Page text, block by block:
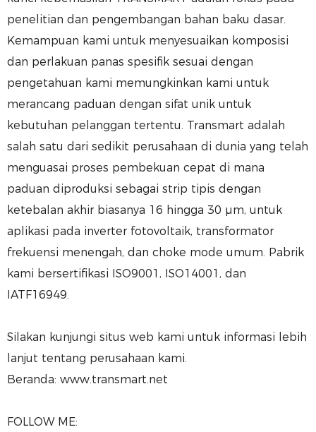
penelitian dan pengembangan bahan baku dasar.
Kemampuan kami untuk menyesuaikan komposisi
dan perlakuan panas spesifik sesuai dengan
pengetahuan kami memungkinkan kami untuk
merancang paduan dengan sifat unik untuk
kebutuhan pelanggan tertentu. Transmart adalah
salah satu dari sedikit perusahaan di dunia yang telah
menguasai proses pembekuan cepat di mana
paduan diproduksi sebagai strip tipis dengan
ketebalan akhir biasanya 16 hingga 30 μm, untuk
aplikasi pada inverter fotovoltaik, transformator
frekuensi menengah, dan choke mode umum. Pabrik
kami bersertifikasi ISO9001, ISO14001, dan
IATF16949.
Silakan kunjungi situs web kami untuk informasi lebih
lanjut tentang perusahaan kami.
Beranda: www.transmart.net
FOLLOW ME: